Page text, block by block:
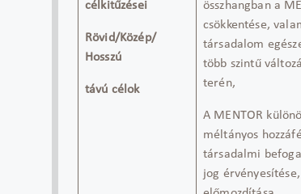
célkitűzései
Rövid/Közép/
Hosszú
távú célok
összhangban a
csökkentése,
társadalom
több szintű
terén,
A MENTOR
méltányos
társadalmi
jog